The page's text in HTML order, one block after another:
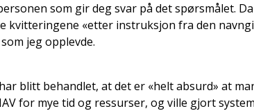
som gir deg svar på det spørsmålet.
kvitteringene «etter instruksjon fra den
jeg opplevde.
blitt behandlet, at det er «helt absurd» at
for mye tid og ressurser, og ville gjort